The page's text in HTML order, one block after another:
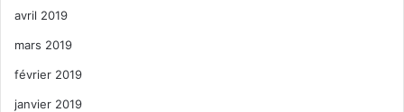
avril 2019
mars 2019
février 2019
janvier 2019